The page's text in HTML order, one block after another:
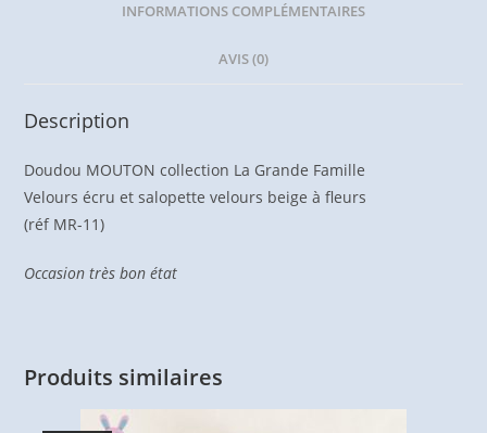
INFORMATIONS COMPLÉMENTAIRES
AVIS (0)
Description
Doudou MOUTON collection La Grande Famille
Velours écru et salopette velours beige à fleurs
(réf MR-11)
Occasion très bon état
Produits similaires